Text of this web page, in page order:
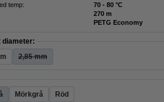
temp:
70 - 80 °C
270 m
PETG Economy
diameter:
2,85 mm
Mörkgrå Röd